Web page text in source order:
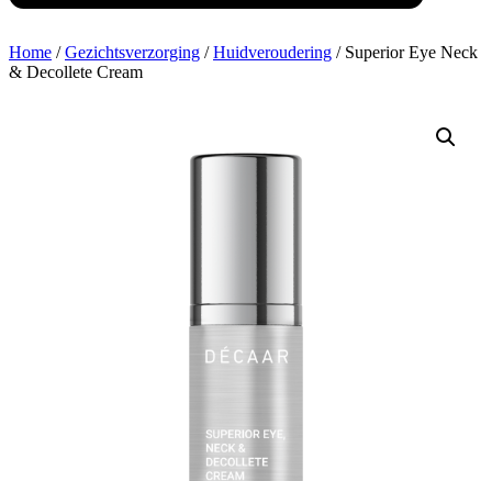
Home /Gezichtsverzorging /Huidveroudering / Superior Eye Neck
& Decollete Cream